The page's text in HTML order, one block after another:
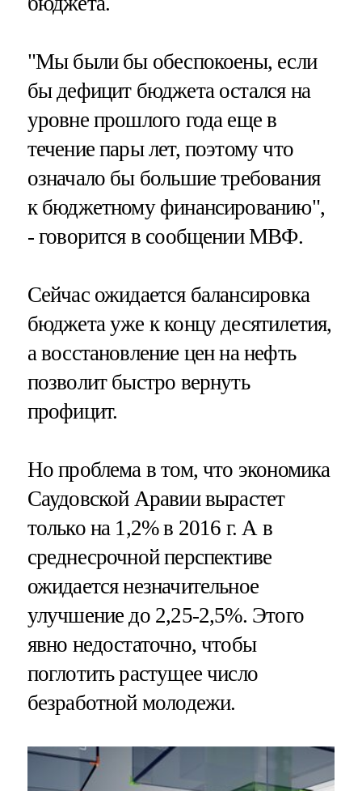
"Мы были бы обеспокоены, если
бы дефицит бюджета остался на
уровне прошлого года еще в
течение пары лет, поэтому что
означало бы большие требования
к бюджетному финансированию",
- говорится в сообщении МВФ.
Сейчас ожидается балансировка
бюджета уже к концу десятилетия,
а восстановление цен на нефть
позволит быстро вернуть
профицит.
Но проблема в том, что экономика
Саудовской Аравии вырастет
только на 1,2% в 2016 г. А в
среднесрочной перспективе
ожидается незначительное
улучшение до 2,25-2,5%. Этого
явно недостаточно, чтобы
поглотить растущее число
безработной молодежи.